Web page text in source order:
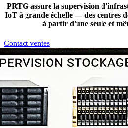
PRTG assure la supervision
IoT à grande échelle — des centres
à partir d'une seule et
Contact ventes